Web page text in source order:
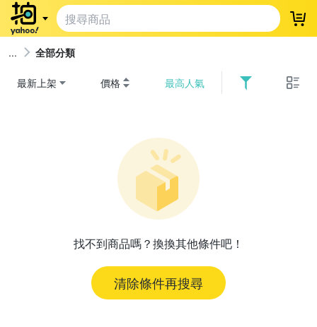
登
全部分類
最新上架 價格 最高人氣
找不到商品嗎？換換其他條件吧！
清除條件再搜尋